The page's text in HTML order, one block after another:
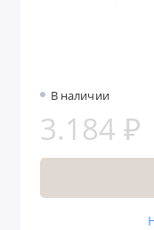
В наличии
3.184 ₽